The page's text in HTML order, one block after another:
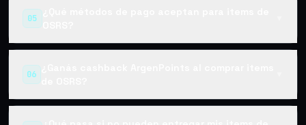
05
¿Qué métodos de pago aceptan para items de
OSRS?
06
¿Ganás cashback ArgenPoints al comprar items
de OSRS?